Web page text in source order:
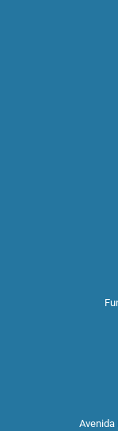
Avenida